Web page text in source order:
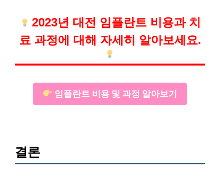
2023년 대전 임플란트 비용과 치
료 과정에 대해 자세히 알아보세요.
임플란트 비용 및 과정 알아보기
결론